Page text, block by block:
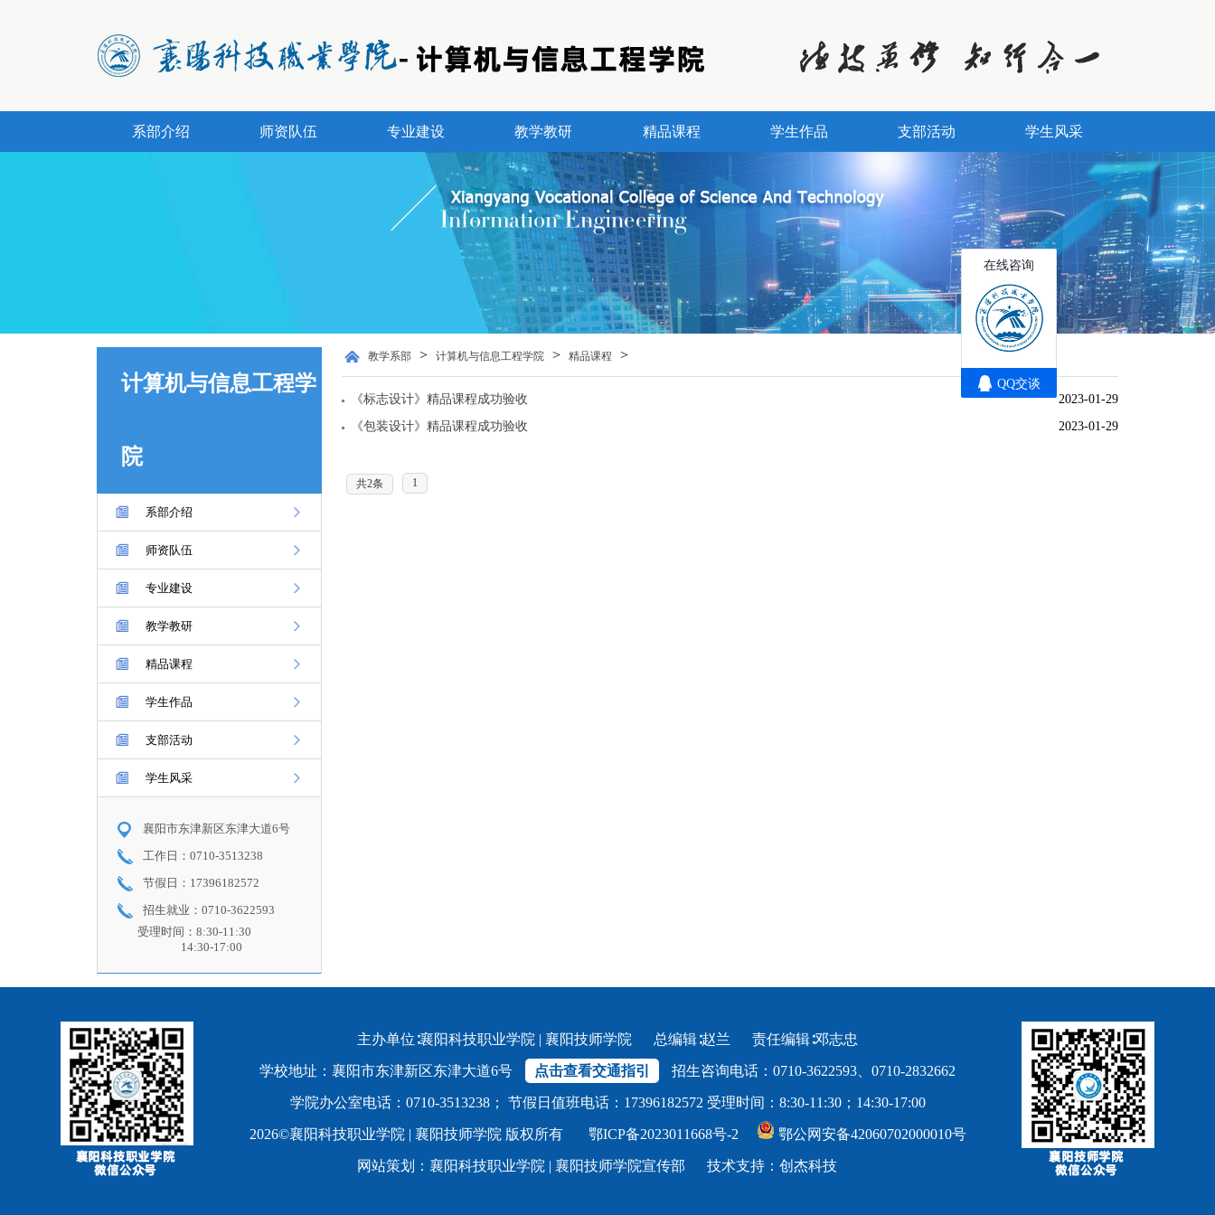
系部介绍 师资队伍 专业建设 教学教研 精品课程 学生作品 支部活动 学生风采
计算机与信息工程学
院
系部介绍
师资队伍
专业建设
教学教研
精品课程
学生作品
支部活动
学生风采
襄阳市东津新区东津大道6号
工作日：0710-3513238
节假日：17396182572
招生就业：0710-3622593
受理时间：8:30-11:30
14:30-17:00
教学系部 > 计算机与信息工程学院 > 精品课程 >
《标志设计》精品课程成功验收
2023-01-29
《包装设计》精品课程成功验收
2023-01-29
共2条 1
主办单位∶襄阳科技职业学院 | 襄阳技师学院 总编辑∶赵兰 责任编辑∶邓志忠
学校地址：襄阳市东津新区东津大道6号 点击查看交通指引 招生咨询电话：0710-3622593、0710-2832662
学院办公室电话：0710-3513238； 节假日值班电话：17396182572 受理时间：8:30-11:30；14:30-17:00
2026©襄阳科技职业学院 | 襄阳技师学院 版权所有 鄂ICP备2023011668号-2 鄂公网安备42060702000010号
网站策划：襄阳科技职业学院 | 襄阳技师学院宣传部 技术支持： 创杰科技